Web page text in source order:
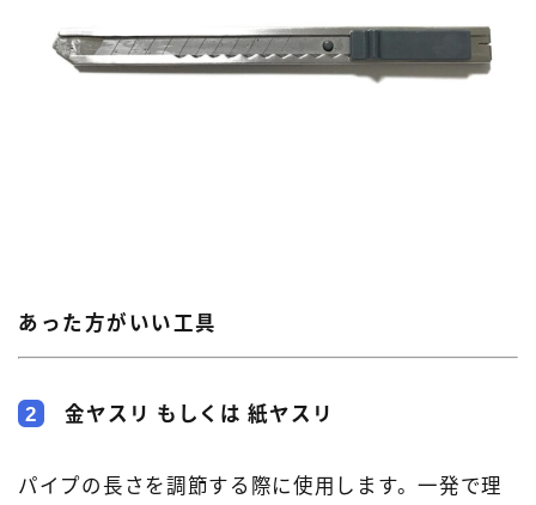
あった方がいい工具
2 金ヤスリ もしくは 紙ヤスリ
パイプの長さを調節する際に使用します。一発で理